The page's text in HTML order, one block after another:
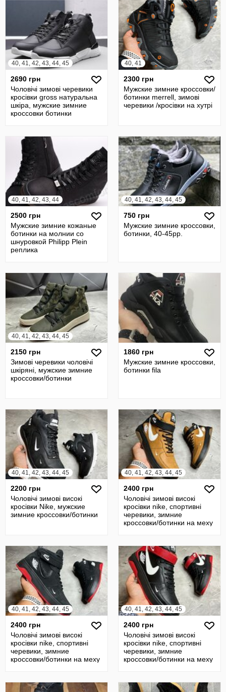
40, 41, 42, 43, 44, 45
2690 грн
Чоловічі зимові черевики
кросівки gross натуральна
шкіра, мужские зимние
кроссовки ботинки
40, 41
2300 грн
Мужские зимние кроссовки/
ботинки merrell, зимові
черевики /кросівки на хутрі
40, 41, 42, 43, 44
2500 грн
Мужские зимние кожаные
ботинки на молнии со
шнуровкой Philipp Plein
реплика
40, 41, 42, 43, 44, 45
750 грн
Мужские зимние кроссовки,
ботинки, 40-45рр.
40, 41, 42, 43, 44, 45
2150 грн
Зимові черевики чоловічі
шкіряні, мужские зимние
кроссовки/ботинки
1860 грн
Мужские зимние кроссовки,
ботинки fila
40, 41, 42, 43, 44, 45
2200 грн
Чоловічі зимові високі
кросівки Nike, мужские
зимние кроссовки/ботинки
40, 41, 42, 43, 44, 45
2400 грн
Чоловічі зимові високі
кросівки nike, спортивні
черевики, зимние
кроссовки/ботинки на меху
40, 41, 42, 43, 44, 45
2400 грн
Чоловічі зимові високі
кросівки nike, спортивні
черевики, зимние
кроссовки/ботинки на меху
40, 41, 42, 43, 44, 45
2400 грн
Чоловічі зимові високі
кросівки nike, спортивні
черевики, зимние
кроссовки/ботинки на меху